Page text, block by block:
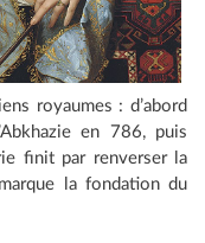
royaumes : d’abord
en 786, puis
finit par renverser la
la fondation du